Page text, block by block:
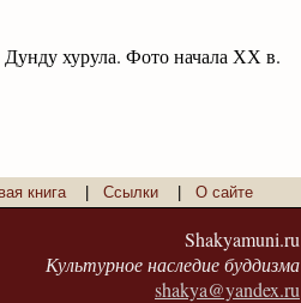
хурула. Фото начала ХХ в.
книга| Ссылки О сайте
Shakyamuni.ru
Культурное наследие буддизма
shakya@yandex.ru